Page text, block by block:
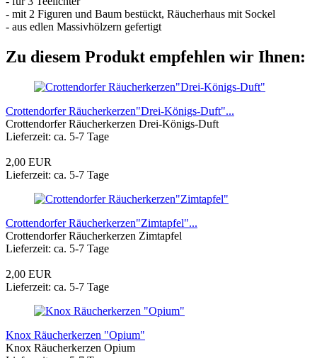
- mit 2 Figuren und Baum bestückt, Räucherhaus mit Sockel
- aus edlen Massivhölzern gefertigt
Zu diesem Produkt empfehlen wir Ihnen:
Crottendorfer Räucherkerzen"Drei-Königs-Duft"...
Crottendorfer Räucherkerzen Drei-Königs-Duft
Lieferzeit: ca. 5-7 Tage
2,00 EUR
Lieferzeit: ca. 5-7 Tage
Crottendorfer Räucherkerzen"Zimtapfel"...
Crottendorfer Räucherkerzen Zimtapfel
Lieferzeit: ca. 5-7 Tage
2,00 EUR
Lieferzeit: ca. 5-7 Tage
Knox Räucherkerzen "Opium"
Knox Räucherkerzen Opium